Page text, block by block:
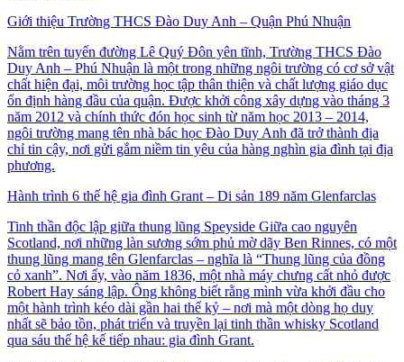
Giới thiệu Trường THCS Đào Duy Anh – Quận Phú Nhuận
Nằm trên tuyến đường Lê Quý Đôn yên tĩnh, Trường THCS Đào
Duy Anh – Phú Nhuận là một trong những ngôi trường có cơ sở vật
chất hiện đại, môi trường học tập thân thiện và chất lượng giáo dục
ổn định hàng đầu của quận. Được khởi công xây dựng vào tháng 3
năm 2012 và chính thức đón học sinh từ năm học 2013 – 2014,
ngôi trường mang tên nhà bác học Đào Duy Anh đã trở thành địa
chỉ tin cậy, nơi gửi gắm niềm tin yêu của hàng nghìn gia đình tại địa
phương.
Hành trình 6 thế hệ gia đình Grant – Di sản 189 năm Glenfarclas
Tinh thần độc lập giữa thung lũng Speyside Giữa cao nguyên
Scotland, nơi những làn sương sớm phủ mờ dãy Ben Rinnes, có một
thung lũng mang tên Glenfarclas – nghĩa là “Thung lũng của đồng
cỏ xanh”. Nơi ấy, vào năm 1836, một nhà máy chưng cất nhỏ được
Robert Hay sáng lập. Ông không biết rằng mình vừa khởi đầu cho
một hành trình kéo dài gần hai thế kỷ – nơi mà một dòng họ duy
nhất sẽ bảo tồn, phát triển và truyền lại tinh thần whisky Scotland
qua sáu thế hệ kế tiếp nhau: gia đình Grant.